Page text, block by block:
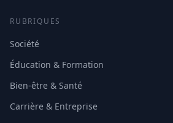
RUBRIQUES
Société
Éducation & Formation
Bien-être & Santé
Carrière & Entreprise